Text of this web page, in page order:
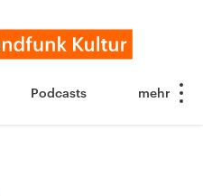
Podcasts